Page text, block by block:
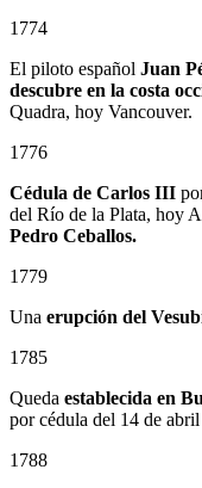
1774
El piloto español Juan
descubre en la costa
Quadra, hoy Vancouver.
1776
Cédula de Carlos III
del Río de la Plata, hoy
Pedro Ceballos.
1779
Una erupción del
1785
Queda establecida en
por cédula del 14 de
1788